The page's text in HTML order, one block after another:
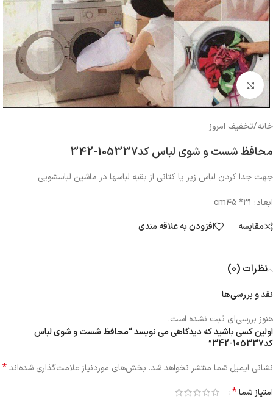
بزرگنمایی تصویر
خانه/تخفیف امروز
محافظ شست و شوی لباس کد105337-342
جهت جدا کردن لباس زیر یا کتانی از بقیه لباسها در ماشین لباسشویی
ابعاد: cm۴۵ *۳۱
مقایسه
افزودن به علاقه مندی
نظرات (0)
نقد و بررسی‌ها
هنوز بررسی‌ای ثبت نشده است.
اولین کسی باشید که دیدگاهی می نویسد “محافظ شست و شوی لباس
کد105337-342”
نشانی ایمیل شما منتشر نخواهد شد. بخش‌های موردنیاز علامت‌گذاری شده‌اند*
امتیاز شما*